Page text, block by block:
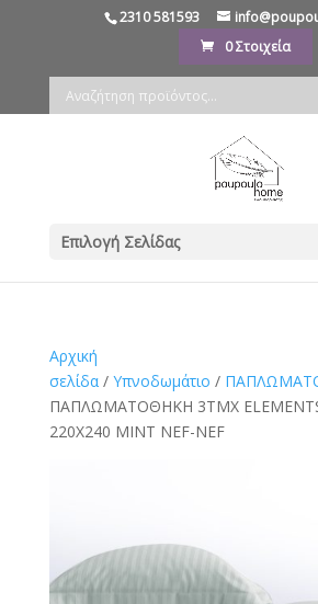
2310 581593
0 Στοιχεία
Επιλογή Σελίδας
Αρχική
σελίδα/ Υπνοδωμάτιο /
ΠΑΠΛΩΜΑΤΟΘΗΚΗ 3ΤΜΧ
220X240 MINT NEF-NEF